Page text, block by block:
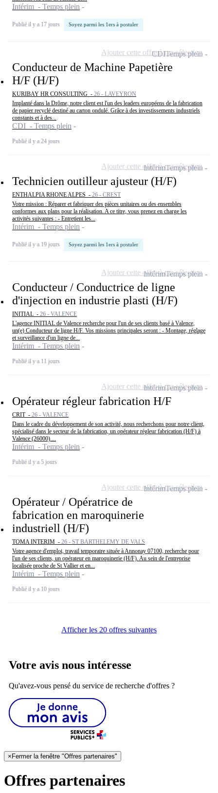
Intérim - Temps plein
Publié il y a 17 jours Soyez parmi les 1ers à postuler
Conducteur de Machine Papetière
H/F (H/F)
KURIBAY HR CONSULTING - 26 - LAVEYRON
Implanté dans la Drôme, notre client est l'un des leaders européens de la fabrication
de papier recyclé destiné au carton ondulé. Grâce à des investissements industriels
constants et à des...
CDI - Temps plein
Publié il y a 24 jours
CDITemps plein
Ajouter cette offre à ma sélection
Technicien outilleur ajusteur (H/F)
ENTHALPIA RHONE ALPES - 26 - CREST
Votre mission : Réparer et fabriquer des pièces unitaires ou des ensembles
conformes aux plans pour la réalisation. A ce titre, vous prenez en charge les
activités suivantes : - Entretient les...
Intérim - Temps plein
Publié il y a 19 jours Soyez parmi les 1ers à postuler
IntérimTemps plein
Ajouter cette offre à ma sélection
Conducteur / Conductrice de ligne
d'injection en industrie plasti (H/F)
INITIAL - 26 - VALENCE
L'agence INITIAL de Valence recherche pour l'un de ses clients basé à Valence,
un(e) Conducteur de ligne H/F. Vos missions principales seront : - Montage, réglage
et surveillance d'un ligne de...
Intérim - Temps plein
Publié il y a 11 jours
IntérimTemps plein
Ajouter cette offre à ma sélection
Opérateur régleur fabrication H/F
CRIT - 26 - VALENCE
Dans le cadre du développement de son activité, nous recherchons pour notre client,
spécialisé dans le secteur de la fabrication, un opérateur régleur fabrication (H/F) à
Valence (26000)....
Intérim - Temps plein
Publié il y a 5 jours
IntérimTemps plein
Ajouter cette offre à ma sélection
Opérateur / Opératrice de
fabrication en maroquinerie
industriell (H/F)
TOMA INTERIM - 26 - ST BARTHELEMY DE VALS
Votre agence d'emploi, travail temporaire située à Annonay 07100, recherche pour
l'un de ses clients, un opérateur en maroquinerie (H/F). Au sein de l'entreprise
localisée proche de St Vallier et en...
Intérim - Temps plein
Publié il y a 10 jours
IntérimTemps plein
Ajouter cette offre à ma sélection
Afficher les 20 offres suivantes
Votre avis nous intéresse
Qu'avez-vous pensé du service de recherche d'offres ?
×Fermer la fenêtre "Offres partenaires"
Offres partenaires